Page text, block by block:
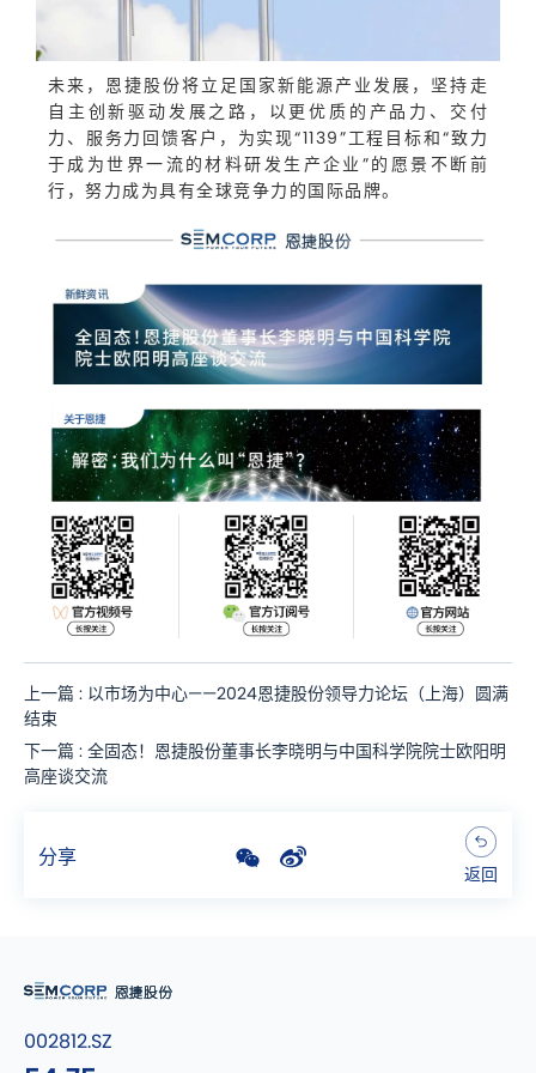
未来，恩捷股份将立足国家新能源产业发展，坚持走
自主创新驱动发展之路，以更优质的产品力、交付
力、服务力回馈客户，为实现“1139”工程目标和“致力
于成为世界一流的材料研发生产企业”的愿景不断前
行，努力成为具有全球竞争力的国际品牌。
上一篇 : 以市场为中心——2024恩捷股份领导力论坛（上海）圆满
结束
下一篇 : 全固态！恩捷股份董事长李晓明与中国科学院院士欧阳明
高座谈交流
分享
返回
002812.SZ